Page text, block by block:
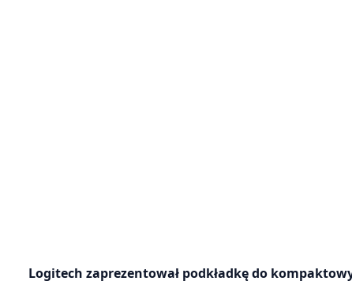
Logitech zaprezentował podkładkę do